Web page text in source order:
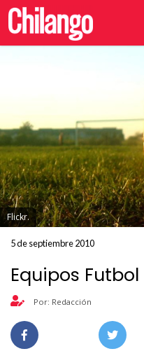
Flickr.
5 de septiembre 2010
Equipos Futbol
Por: Redacción